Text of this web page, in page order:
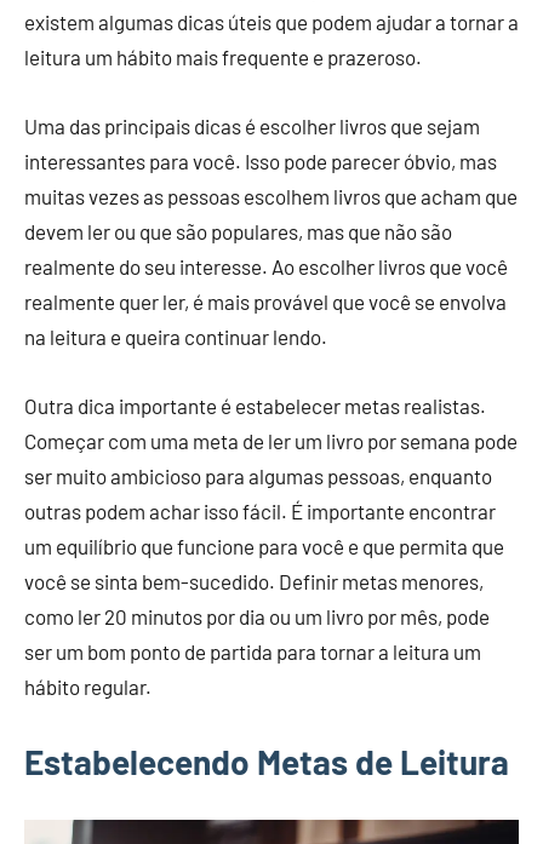
existem algumas dicas úteis que podem ajudar a tornar a
leitura um hábito mais frequente e prazeroso.
Uma das principais dicas é escolher livros que sejam
interessantes para você. Isso pode parecer óbvio, mas
muitas vezes as pessoas escolhem livros que acham que
devem ler ou que são populares, mas que não são
realmente do seu interesse. Ao escolher livros que você
realmente quer ler, é mais provável que você se envolva
na leitura e queira continuar lendo.
Outra dica importante é estabelecer metas realistas.
Começar com uma meta de ler um livro por semana pode
ser muito ambicioso para algumas pessoas, enquanto
outras podem achar isso fácil. É importante encontrar
um equilíbrio que funcione para você e que permita que
você se sinta bem-sucedido. Definir metas menores,
como ler 20 minutos por dia ou um livro por mês, pode
ser um bom ponto de partida para tornar a leitura um
hábito regular.
Estabelecendo Metas de Leitura